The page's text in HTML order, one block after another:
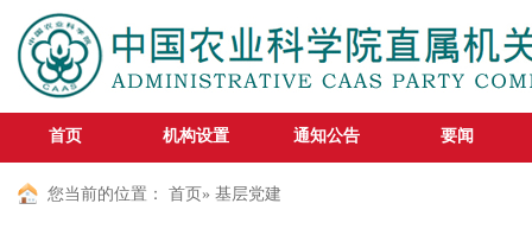
首页 机构设置 通知公告 要闻
您当前的位置： 首页 » 基层党建